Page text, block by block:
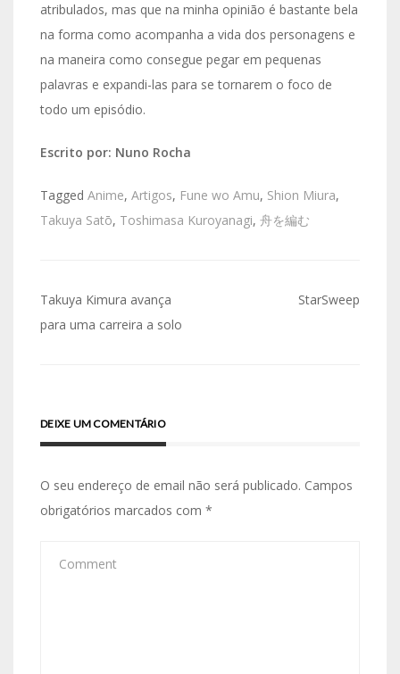
atribulados, mas que na minha opinião é bastante bela
na forma como acompanha a vida dos personagens e
na maneira como consegue pegar em pequenas
palavras e expandi-las para se tornarem o foco de
todo um episódio.
Escrito por: Nuno Rocha
Tagged Anime, Artigos, Fune wo Amu, Shion Miura,
Takuya Satō, Toshimasa Kuroyanagi, 舟を編む
Navegação
de
Takuya Kimura avança
para uma carreira a solo
StarSweep
DEIXE UM COMENTÁRIO
O seu endereço de email não será publicado. Campos
obrigatórios marcados com *